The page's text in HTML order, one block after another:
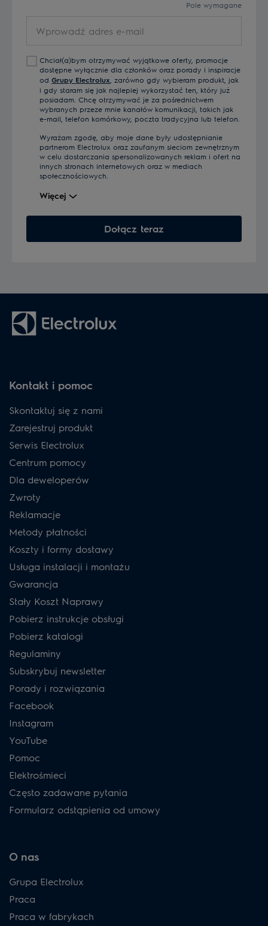
Pole wymagane
adres
mailChciał(a)bym otrzymywać wyjątkowe oferty, promocje
dostępne wyłącznie dla członków oraz porady i inspiracje
od Grupy Electrolux , zarówno gdy wybieram produkt, jak
i gdy staram się jak najlepiej wykorzystać ten, który już
posiadam. Chcę otrzymywać je za pośrednictwem
wybranych przeze mnie kanałów komunikacji, takich jak
e-mail, telefon komórkowy, poczta tradycyjna lub telefon.
Wyrażam zgodę, aby moje dane były udostępnianie
partnerom Electrolux oraz zaufanym sieciom zewnętrznym
w celu dostarczania spersonalizowanych reklam i ofert na
innych stronach internetowych oraz w mediach
społecznościowych.
Więcej
Dołącz teraz
Kontakt i pomoc
Skontaktuj się z nami
Zarejestruj produkt
Serwis Electrolux
Centrum pomocy
Dla deweloperów
Zwroty
Reklamacje
Metody płatności
Koszty i formy dostawy
Usługa instalacji i montażu
Gwarancja
Stały Koszt Naprawy
Pobierz instrukcje obsługi
Pobierz katalogi
Regulaminy
Subskrybuj newsletter
Porady i rozwiązania
Facebook
Instagram
YouTube
Pomoc
Elektrośmieci
Często zadawane pytania
Formularz odstąpienia od umowy
O nas
Grupa Electrolux
Praca
Praca w fabrykach